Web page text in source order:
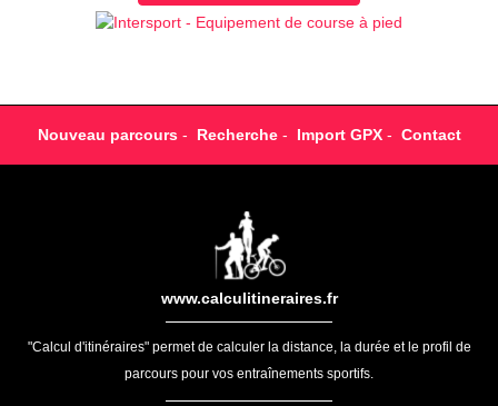
Nouveau parcours- Recherche- Import GPX- Contact
www.calculitineraires.fr
"Calcul d'itinéraires" permet de calculer la distance, la durée et le profil de
parcours pour vos entraînements sportifs.